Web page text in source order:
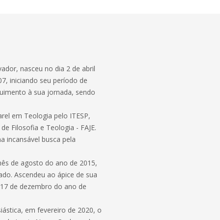
nasceu no dia 2 de abril
iniciando seu período de
à sua jornada, sendo
em Teologia pelo ITESP,
Filosofia e Teologia - FAJE.
incansável busca pela
de agosto do ano de 2015,
Ascendeu ao ápice de sua
de dezembro do ano de
em fevereiro de 2020, o